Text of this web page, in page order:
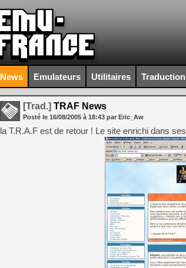
News Emulateurs Utilitaires
[Trad.] TRAF News
Posté le 16/08/2005 à 18:43 par Eric_Aw
la T.R.A.F est de retour ! Le site enrichi dans